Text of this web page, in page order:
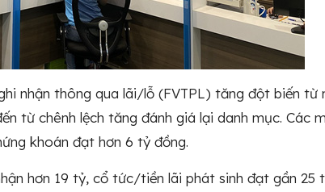
nhận thông qua lãi/lỗ (FVTPL) tăng đột biến từ
từ chênh lệch tăng đánh giá lại danh mục. Các
khoán đạt hơn 6 tỷ đồng.
hơn 19 tỷ, cổ tức/tiền lãi phát sinh đạt gần 25